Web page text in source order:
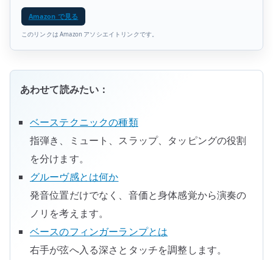
Amazon で見る
このリンクは Amazon アソシエイトリンクです。
あわせて読みたい：
ベーステクニックの種類
指弾き、ミュート、スラップ、タッピングの役割
を分けます。
グルーヴ感とは何か
発音位置だけでなく、音価と身体感覚から演奏の
ノリを考えます。
ベースのフィンガーランプとは
右手が弦へ入る深さとタッチを調整します。